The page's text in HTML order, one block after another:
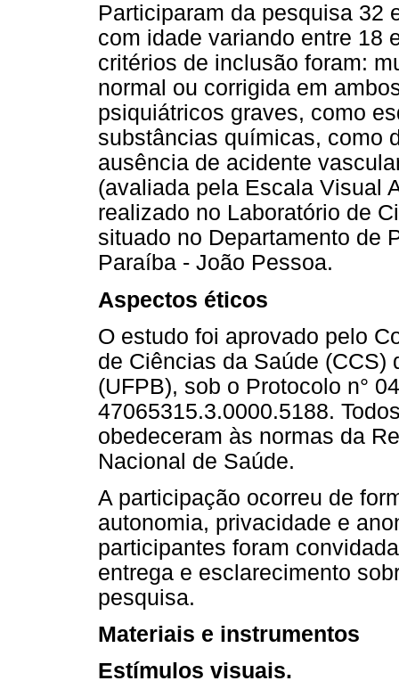
Participaram da pesquisa 32
com idade variando entre 18
critérios de inclusão foram:
normal ou corrigida em
psiquiátricos graves, como
substâncias químicas, como
ausência de acidente
(avaliada pela Escala Visual
realizado no Laboratório de
situado no Departamento de
Paraíba - João Pessoa.
Aspectos éticos
O estudo foi aprovado pelo
de Ciências da Saúde (CCS)
(UFPB), sob o Protocolo n°
47065315.3.0000.5188.
obedeceram às normas da
Nacional de Saúde.
A participação ocorreu de
autonomia, privacidade e
participantes foram
entrega e esclarecimento
pesquisa.
Materiais e instrumentos
Estímulos visuais.